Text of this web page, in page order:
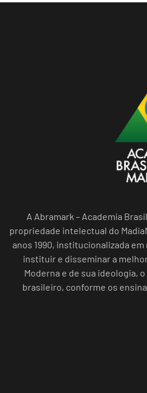
A Abramark – Academia
propriedade intelectual do
anos 1990, institucionalizada
instituir e disseminar a
Moderna e de sua ideologia,
brasileiro, conforme os